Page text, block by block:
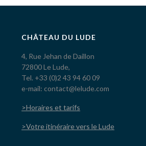
CHÂTEAU DU LUDE
4, Rue Jehan de Daillon
72800 Le Lude,
Tel. +33 (0)2 43 94 60 09
e-mail: contact@lelude.com
>Horaires et tarifs
>Votre itinéraire vers le Lude